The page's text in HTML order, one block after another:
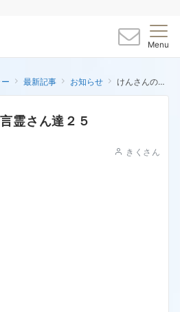
Menu
最新記事 お知らせ けんさんのHappy言霊さん達２５
霊さん達２５
きくさん